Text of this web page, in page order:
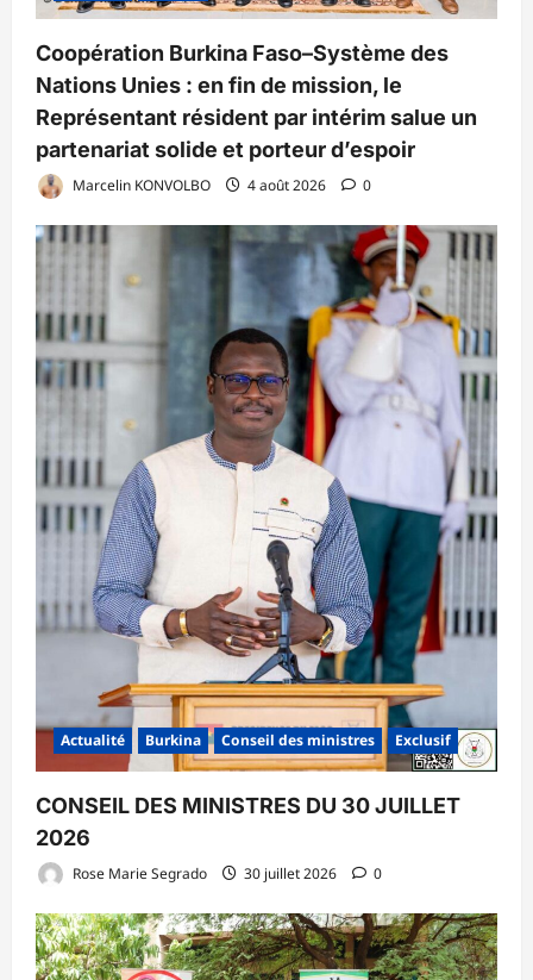
Coopération Burkina Faso–Système des
Nations Unies : en fin de mission, le
Représentant résident par intérim salue un
partenariat solide et porteur d’espoir
Marcelin KONVOLBO 4 août 2026 0
Actualité Burkina Conseil des ministres Exclusif
CONSEIL DES MINISTRES DU 30 JUILLET
2026
Rose Marie Segrado 30 juillet 2026 0